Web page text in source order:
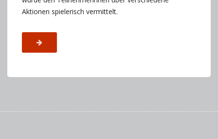
Aktionen spielerisch vermittelt.